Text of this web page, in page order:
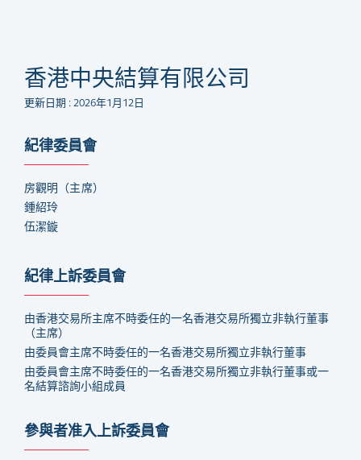
香港中央結算有限公司
更新日期 : 2026年1月12日
紀律委員會
房觀明 （主席）
鍾紹玲
伍潔鏇
紀律上訴委員會
由香港交易所主席不時委任的一名香港交易所獨立非執行董事
（主席）
由委員會主席不時委任的一名香港交易所獨立非執行董事
由委員會主席不時委任的一名香港交易所獨立非執行董事或一
名結算諮詢小組成員
參與者准入上訴委員會